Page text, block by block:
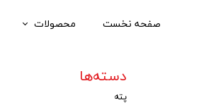
صفحه نخست محصولات
دسته‌ها
پته